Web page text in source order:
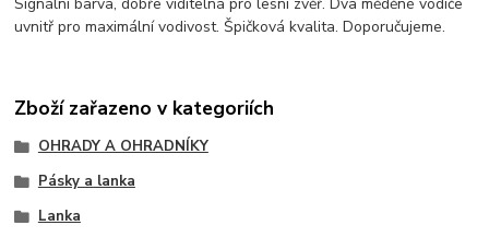
Signální barva, dobře viditelná pro lesní zvěř. Dva měděné vodiče
uvnitř pro maximální vodivost. Špičková kvalita. Doporučujeme.
Zboží zařazeno v kategoriích
OHRADY A OHRADNÍKY
Pásky a lanka
Lanka